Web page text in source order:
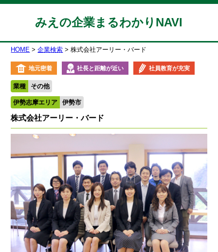
みえの企業まるわかりNAVI
HOME 企業検索 株式会社アーリー・バード
地元密着 社長と距離が近い 社員教育が充実
業種 その他
伊勢志摩エリア 伊勢市
株式会社アーリー・バード